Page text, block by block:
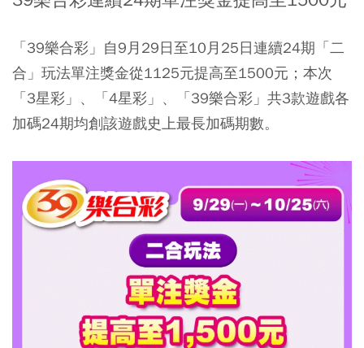
「39樂合彩」自9月29日至10月25日連續24期「二
合」玩法單注獎金從1125元提高至1500元；本次
「3星彩」、「4星彩」、「39樂合彩」共3款遊戲各
加碼24期均創該遊戲史上最長加碼期數。